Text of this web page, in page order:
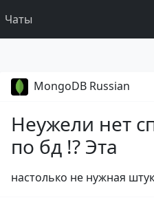
Чаты
MongoDB Russian
Неужели нет
по бд !? Эта
настолько не нужная